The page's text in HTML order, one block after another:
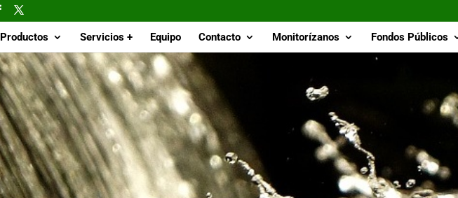
Productos Servicios + Equipo Contacto Monitorízanos Fondos Públicos